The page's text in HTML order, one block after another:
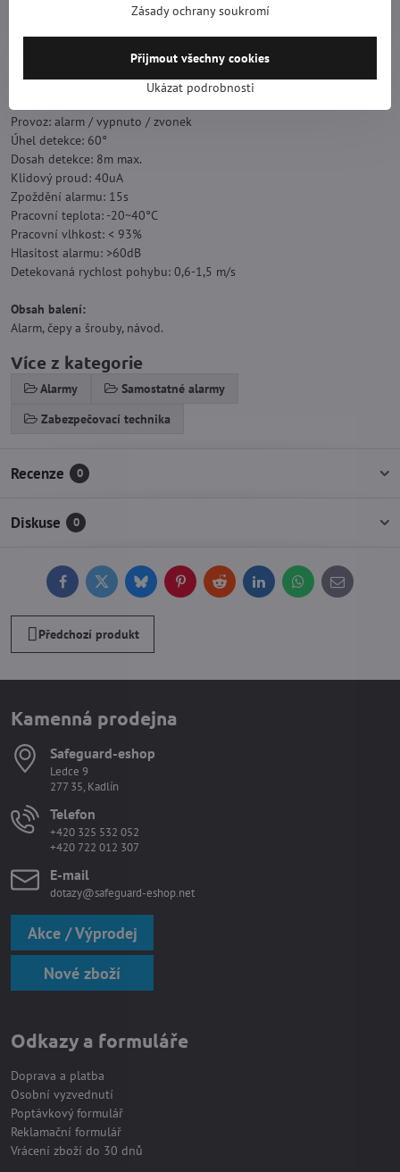
- přístroj jednoduše položíte na přístrojovou desku Vašeho
Technické informace:
Provoz: alarm / vypnuto / zvonek
Úhel detekce: 60°
Dosah detekce: 8m max.
Klidový proud: 40uA
Zpoždění alarmu: 15s
Pracovní teplota: -20~40°C
Pracovní vlhkost: < 93%
Hlasitost alarmu: >60dB
Detekovaná rychlost pohybu: 0,6-1,5 m/s
Obsah balení:
Alarm, čepy a šrouby, návod.
Více z kategorie
Alarmy
Samostatné alarmy
Zabezpečovací technika
Recenze 0
Diskuse 0
FacebookTwitterBlueskyPinterestReddit LinkedInWhatsApp
E-
mail
Předchozí produkt
Kamenná prodejna
Safeguard-eshop
Ledce 9
277 35, Kadlín
Telefon
+420 325 532 052
+420 722 012 307
E-mail
dotazy@safeguard-eshop.net
Akce / Výprodej
Nové zboží
Odkazy a formuláře
Doprava a platba
Osobní vyzvednutí
Poptávkový formulář
Reklamační formulář
Vrácení zboží do 30 dnů
Zásady ochrany soukromí
Ukázat podrobnosti
Přijmout všechny cookies